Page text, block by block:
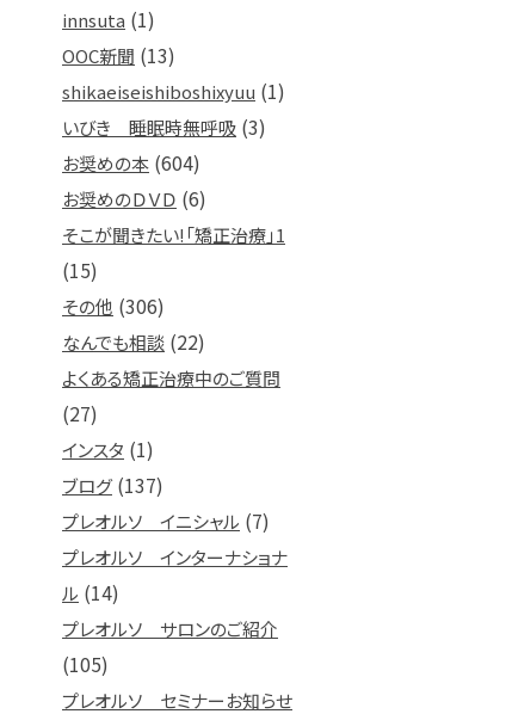
innsuta (1)
OOC新聞 (13)
shikaeiseishiboshixyuu (1)
いびき 睡眠時無呼吸 (3)
お奨めの本 (604)
お奨めのＤＶＤ (6)
そこが聞きたい!「矯正治療」1
(15)
その他 (306)
なんでも相談 (22)
よくある矯正治療中のご質問
(27)
インスタ (1)
ブログ(137)
プレオルソ イニシャル (7)
プレオルソ インターナショナ
ル (14)
プレオルソ サロンのご紹介
(105)
プレオルソ セミナーお知らせ